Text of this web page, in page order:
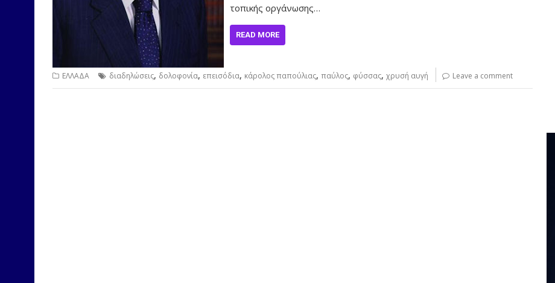
τοπικής οργάνωσης…
READ MORE
ΕΛΛΑΔΑ διαδηλώσεις, δολοφονία, επεισόδια, κάρολος παπούλιας, παύλος, φύσσας, χρυσή αυγή Leave a comment